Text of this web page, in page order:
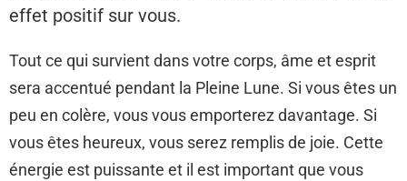
effet positif sur vous.
Tout ce qui survient dans votre corps, âme et esprit
sera accentué pendant la Pleine Lune. Si vous êtes un
peu en colère, vous vous emporterez davantage. Si
vous êtes heureux, vous serez remplis de joie. Cette
énergie est puissante et il est important que vous